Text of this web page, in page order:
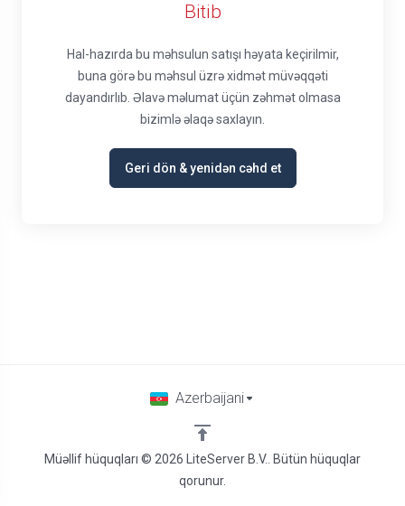
Bitib
Hal-hazırda bu məhsulun satışı həyata keçirilmir,
buna görə bu məhsul üzrə xidmət müvəqqəti
dayandırlıb. Əlavə məlumat üçün zəhmət olmasa
bizimlə əlaqə saxlayın.
Geri dön & yenidən cəhd et
Müəllif hüquqları © 2026 LiteServer B.V.. Bütün hüquqlar
qorunur.
Azerbaijani